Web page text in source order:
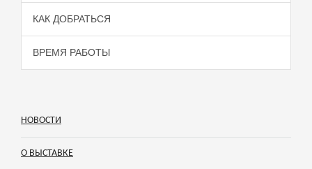
КАК ДОБРАТЬСЯ
ВРЕМЯ РАБОТЫ
НОВОСТИ
О ВЫСТАВКЕ